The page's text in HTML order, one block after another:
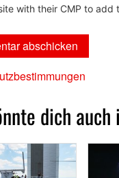
with their CMP to
dich